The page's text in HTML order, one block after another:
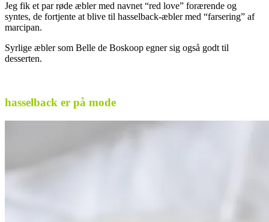
Jeg fik et par røde æbler med navnet “red love” forærende og
syntes, de fortjente at blive til hasselback-æbler med “farsering” af
marcipan.
Syrlige æbler som Belle de Boskoop egner sig også godt til
desserten.
hasselback er på mode